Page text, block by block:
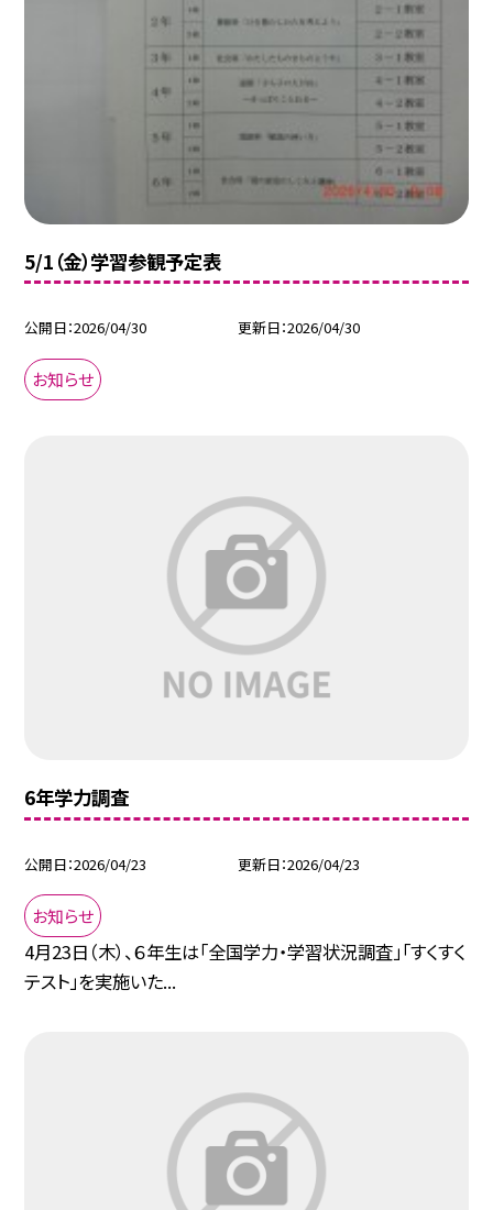
5/1（金）学習参観予定表
公開日 2026/04/30 更新日 2026/04/30
お知らせ
6年学力調査
公開日 2026/04/23 更新日 2026/04/23
お知らせ
4月23日（木）、６年生は「全国学力・学習状況調査」「すくすく
テスト」を実施いた...